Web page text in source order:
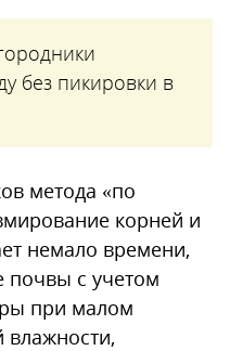
без пикировки в
метода «по
корней и
немало времени,
почвы с учетом
при малом